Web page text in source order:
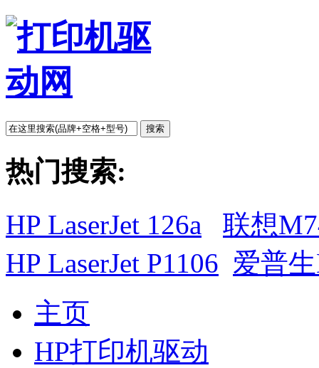
搜索
热门搜索:
HP LaserJet 126a
联想
HP LaserJet P1106 爱普
主页
HP打印机驱动